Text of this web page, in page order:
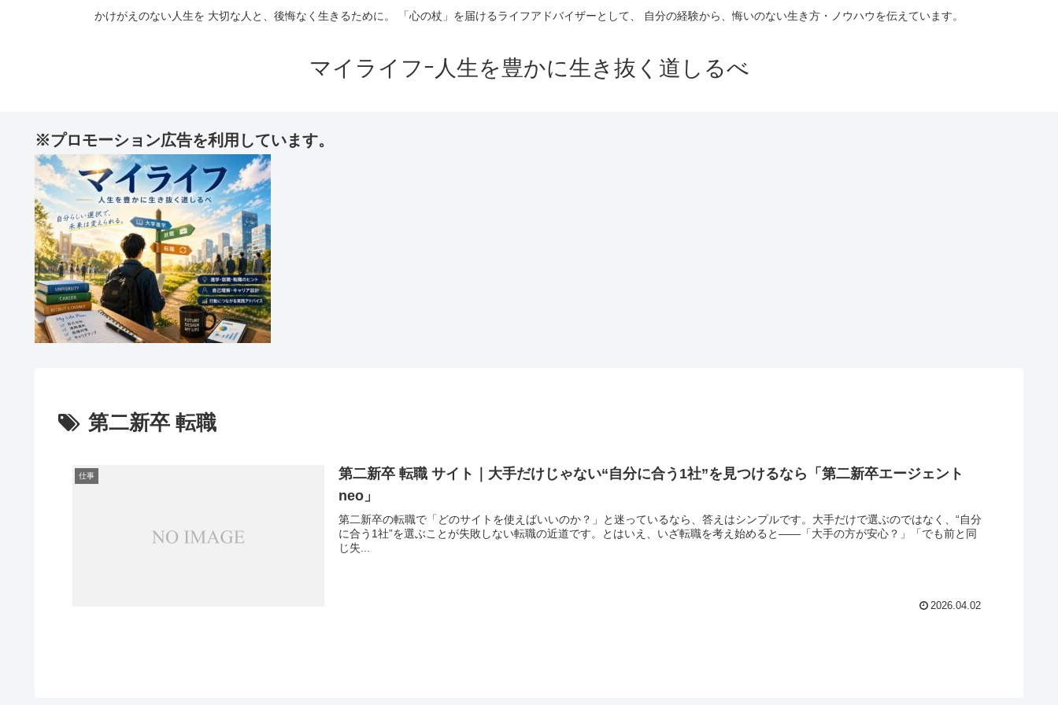
かけがえのない人生を 大切な人と、後悔なく生きるために。 「心の杖」を届けるライフアドバイザーとして、 自分の経験から、悔いのない生き方・ノウハウを伝えています。
マイライフｰ人生を豊かに生き抜く道しるべ
※プロモーション広告を利用しています。
第二新卒 転職
仕事
第二新卒 転職 サイト｜大手だけじゃない“自分に合う1社”を見つけるなら「第二新卒エージェント
neo」
第二新卒の転職で「どのサイトを使えばいいのか？」と迷っているなら、答えはシンプルです。大手だけで選ぶのではなく、“自分
に合う1社”を選ぶことが失敗しない転職の近道です。とはいえ、いざ転職を考え始めると――「大手の方が安心？」「でも前と同
じ失...
2026.04.02